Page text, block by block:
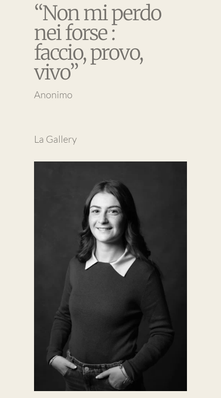
“Non mi perdo
nei forse :
faccio, provo,
vivo”
Anonimo
La Gallery